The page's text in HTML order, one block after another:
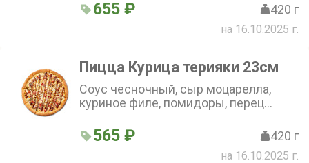
655 ₽ 420 г
на 16.10.2025 г.
Пицца Курица терияки 23см
Соус чесночный, сыр моцарелла,
куриное филе, помидоры, перец
терияки, кунжут.(23 см)
565 ₽ 420 г
на 16.10.2025 г.